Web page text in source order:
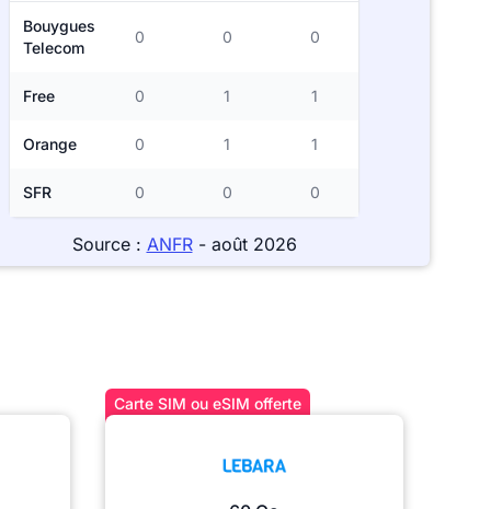
Bouygues
Telecom
0 0 0
Free 0 1 1
Orange 0 1 1
SFR 0 0 0
Source : ANFR- août 2026
Carte SIM ou eSIM offerte